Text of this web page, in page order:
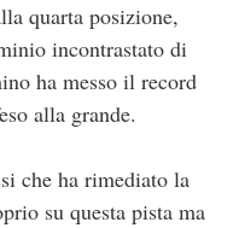
quarta posizione,
incontrastato di
ha messo il record
alla grande.
che ha rimediato la
su questa pista ma